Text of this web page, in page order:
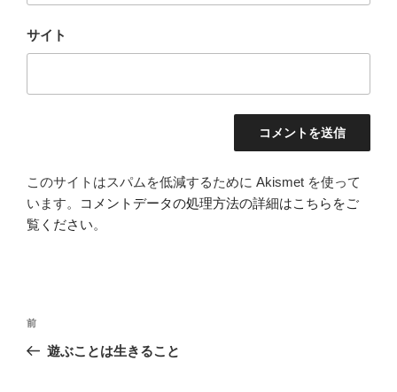
サイト
このサイトはスパムを低減するために Akismet を使って
います。
コメントデータの処理方法の詳細はこちらをご
覧ください。
投
ナ
前
の
前
遊ぶことは生きること